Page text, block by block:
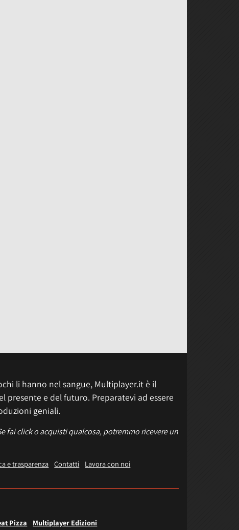
li hanno nel sangue, Multiplayer.it è il
e del futuro. Preparatevi ad essere
geniali.
fai click o acquisti qualcosa, potremmo ricevere un
e trasparenza Contatti
Lavora con noi
Pizza Multiplayer Edizioni